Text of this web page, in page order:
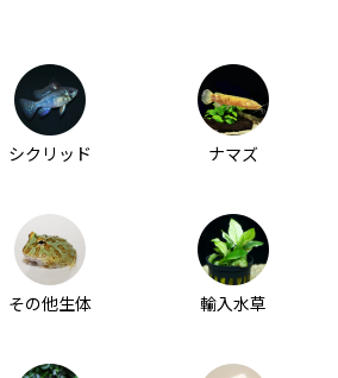
シクリッド ナマズ
その他生体 輸入水草